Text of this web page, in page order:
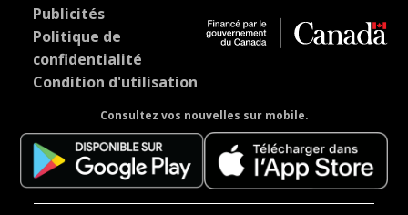
Publicités
Politique de
confidentialité
Condition d'utilisation
Consultez vos nouvelles sur mobile.